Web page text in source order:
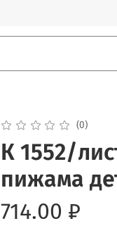
(0)
К 1552/
пижама
714.00 ₽